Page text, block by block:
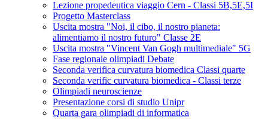
Lezione propedeutica viaggio Cern - Classi 5B,5E,5I
Progetto Masterclass
Uscita mostra "Noi, il cibo, il nostro pianeta:
alimentiamo il nostro futuro" Classe 2E
Uscita mostra "Vincent Van Gogh multimediale" 5G
Fase regionale olimpiadi Debate
Seconda verifica curvatura biomedica Classi quarte
Seconda verific curvatura biomedica - Classi terze
Olimpiadi neuroscienze
Presentazione corsi di studio Unipr
Quarta gara olimpiadi di informatica